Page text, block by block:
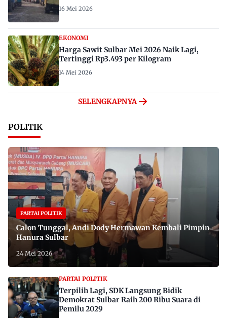
16 Mei 2026
EKONOMI
Harga Sawit Sulbar Mei 2026 Naik Lagi,
Tertinggi Rp3.493 per Kilogram
14 Mei 2026
SELENGKAPNYA
POLITIK
PARTAI POLITIK
Calon Tunggal, Andi Dody Hermawan Kembali Pimpin
Hanura Sulbar
24 Mei 2026
PARTAI POLITIK
Terpilih Lagi, SDK Langsung Bidik
Demokrat Sulbar Raih 200 Ribu Suara di
Pemilu 2029